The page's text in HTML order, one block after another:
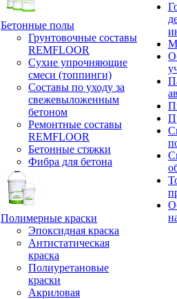
Бетонные полы
Грунтовочные составы
REMFLOOR
Сухие упрочняющие
смеси (топпинги)
Составы по уходу за
свежевыложенным
бетоном
Ремонтные составы
REMFLOOR
Бетонные стяжки
Фибра для бетона
Полимерные краски
Эпоксидная краска
Антистатическая
краска
Полиуретановые
краски
Акриловая